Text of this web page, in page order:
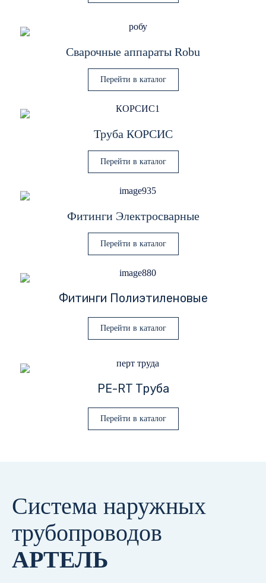
Сварочные аппараты Robu
Перейти в каталог
Труба КОРСИС
Перейти в каталог
Фитинги Электросварные
Перейти в каталог
Фитинги Полиэтиленовые
Перейти в каталог
PE-RT Труба
Перейти в каталог
Система наружных
трубопроводов
АРТЕЛЬ